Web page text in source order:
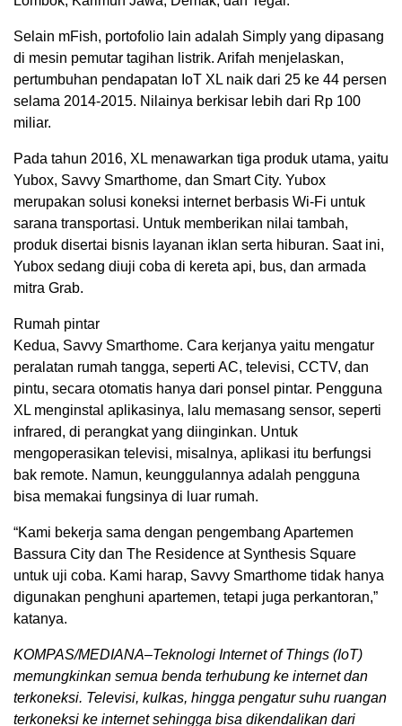
Selain mFish, portofolio lain adalah Simply yang dipasang
di mesin pemutar tagihan listrik. Arifah menjelaskan,
pertumbuhan pendapatan IoT XL naik dari 25 ke 44 persen
selama 2014-2015. Nilainya berkisar lebih dari Rp 100
miliar.
Pada tahun 2016, XL menawarkan tiga produk utama, yaitu
Yubox, Savvy Smarthome, dan Smart City. Yubox
merupakan solusi koneksi internet berbasis Wi-Fi untuk
sarana transportasi. Untuk memberikan nilai tambah,
produk disertai bisnis layanan iklan serta hiburan. Saat ini,
Yubox sedang diuji coba di kereta api, bus, dan armada
mitra Grab.
Rumah pintar
Kedua, Savvy Smarthome. Cara kerjanya yaitu mengatur
peralatan rumah tangga, seperti AC, televisi, CCTV, dan
pintu, secara otomatis hanya dari ponsel pintar. Pengguna
XL menginstal aplikasinya, lalu memasang sensor, seperti
infrared, di perangkat yang diinginkan. Untuk
mengoperasikan televisi, misalnya, aplikasi itu berfungsi
bak remote. Namun, keunggulannya adalah pengguna
bisa memakai fungsinya di luar rumah.
“Kami bekerja sama dengan pengembang Apartemen
Bassura City dan The Residence at Synthesis Square
untuk uji coba. Kami harap, Savvy Smarthome tidak hanya
digunakan penghuni apartemen, tetapi juga perkantoran,”
katanya.
KOMPAS/MEDIANA–Teknologi Internet of Things (IoT)
memungkinkan semua benda terhubung ke internet dan
terkoneksi. Televisi, kulkas, hingga pengatur suhu ruangan
terkoneksi ke internet sehingga bisa dikendalikan dari